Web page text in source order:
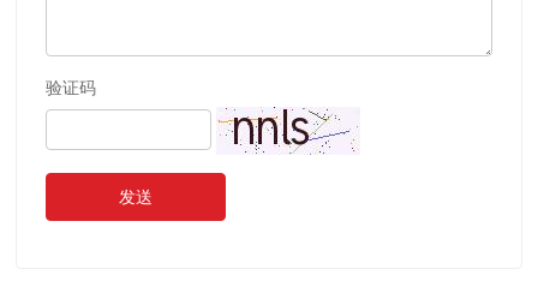
验证码
发送